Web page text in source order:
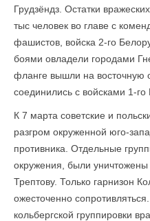
Грудзёндз. Остатки
тыс человек во главе с
фашистов, войска 2-го
боями овладели городами
фланге вышли на восточную
соединились с войсками 1-го
К 7 марта советские и
разгром окруженной юго-
противника. Отдельные
окружения, были уничтожены
Трептову. Только гарнизон
ожесточенно
кольбергской группировки